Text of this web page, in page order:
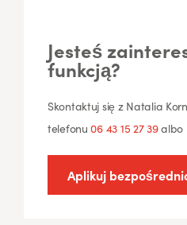
Jesteś
funkcją?
Skontaktuj się z Natalia
telefonu06 43 15 27 39albo
Aplikuj